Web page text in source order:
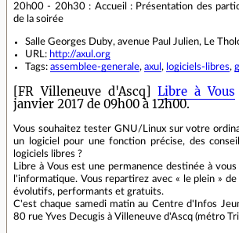
20h00 - 20h30 : Accueil : Présentation des
de la soirée
Salle Georges Duby, avenue Paul Julien, Le
URL: http://axul.org
Tags: assemblee-generale, axul , logiciels-libres,
[FR Villeneuve d'Ascq] Libre à Vous
janvier 2017 de 09h00 à 12h00.
Vous souhaitez tester GNU/Linux sur votre
un logiciel pour une fonction précise, des
logiciels libres ?
Libre à Vous est une permanence destinée à
l'informatique. Vous repartirez avec « le plein »
évolutifs, performants et gratuits.
C'est chaque samedi matin au Centre d'Infos
80 rue Yves Decugis à Villeneuve d'Ascq (métro